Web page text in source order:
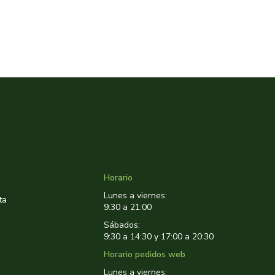
Horario
Lunes a viernes:
9:30 a 21:00
Sábados:
9:30 a 14:30 y 17:00 a 20:30
Horario pedidos web
Lunes a viernes: